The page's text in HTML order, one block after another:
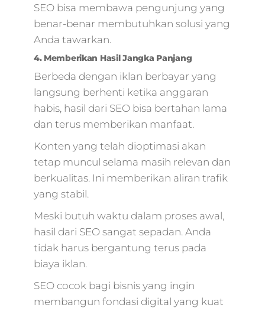
SEO bisa membawa pengunjung yang
benar-benar membutuhkan solusi yang
Anda tawarkan.
4. Memberikan Hasil Jangka Panjang
Berbeda dengan iklan berbayar yang
langsung berhenti ketika anggaran
habis, hasil dari SEO bisa bertahan lama
dan terus memberikan manfaat.
Konten yang telah dioptimasi akan
tetap muncul selama masih relevan dan
berkualitas. Ini memberikan aliran trafik
yang stabil.
Meski butuh waktu dalam proses awal,
hasil dari SEO sangat sepadan. Anda
tidak harus bergantung terus pada
biaya iklan.
SEO cocok bagi bisnis yang ingin
membangun fondasi digital yang kuat